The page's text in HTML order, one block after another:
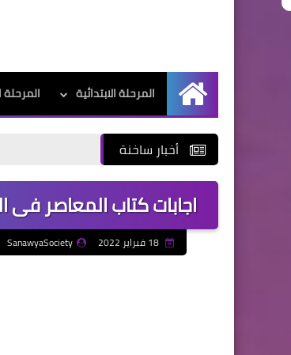
الرئيسية
المرحلة الابتدائية المرحلة
أخبار ساخنة
اجابات كتاب المعاصر فى
18 فبراير 2022 SanawyaSociety